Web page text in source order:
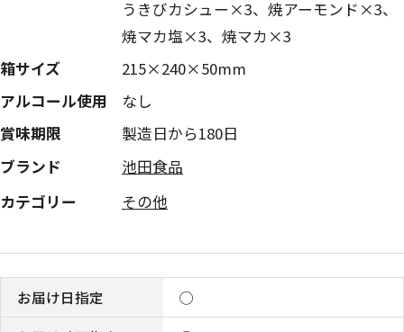
うきびカシュー×3、焼アーモンド×3、
焼マカ塩×3、焼マカ×3
箱サイズ
215×240×50mm
アルコール使用
なし
賞味期限
製造日から180日
ブランド
池田食品
カテゴリー
その他
お届け日指定
◯